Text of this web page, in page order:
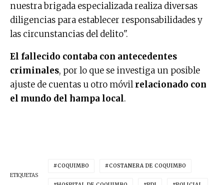
nuestra brigada especializada realiza diversas
diligencias para establecer responsabilidades y
las circunstancias del delito".
El fallecido contaba con antecedentes
criminales, por lo que se investiga un posible
ajuste de cuentas u otro móvilrelacionado con
el mundo del hampa local.
ETIQUETAS
COQUIMBO COSTANERA DE COQUIMBO